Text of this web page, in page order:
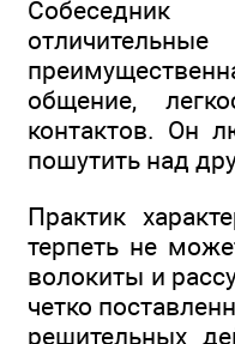
общение,
контактов. Он
пошутить над
Практик
терпеть не
волокиты и
четко
решительных